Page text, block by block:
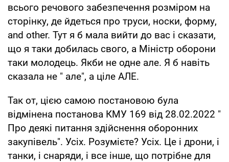
всього речового забезпечення розміром на
сторінку, де йдеться про труси, носки, форму,
and other. Тут я б мала вийти до вас і сказати,
що я таки добилась свого, а Міністр оборони
таки молодець. Якби не одне але. Я б навіть
сказала не " але", а ціле АЛЕ.
Так от, цією самою постановою була
відмінена постанова КМУ 169 від 28.02.2022 "
Про деякі питання здійснення оборонних
закупівель". Усіх. Розумієте? Усіх. Це і дрони, і
танки, і снаряди, і все інше, що потрібне для